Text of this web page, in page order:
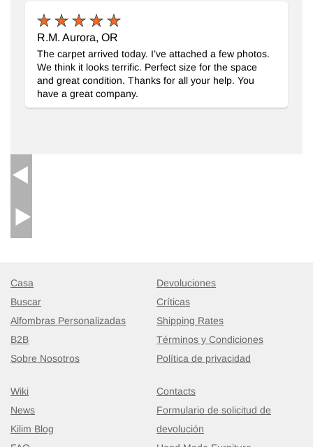
R.M. Aurora, OR
The carpet arrived today. I’ve attached a few photos.
We think it looks terrific. Perfect size for the space
and great condition. Thanks for all your help. You
have a great company.
Casa
Buscar
Alfombras Personalizadas
B2B
Sobre Nosotros
Devoluciones
Críticas
Shipping Rates
Términos y Condiciones
Política de privacidad
Wiki
News
Kilim Blog
Contacts
Formulario de solicitud de
devolución